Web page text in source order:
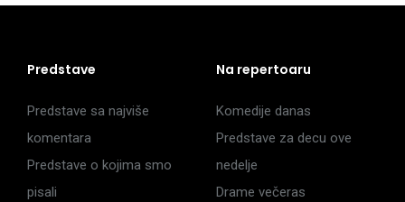
Predstave
Predstave sa najviše
komentara
Predstave o kojima smo
pisali
Na repertoaru
Komedije danas
Predstave za decu ove
nedelje
Drame večeras